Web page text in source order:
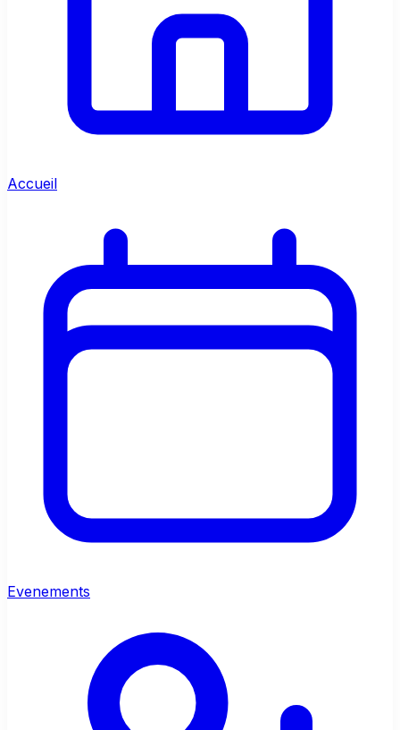
Accueil
Evenements